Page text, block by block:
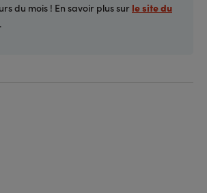
du mois ! En savoir plus sur le site du
.